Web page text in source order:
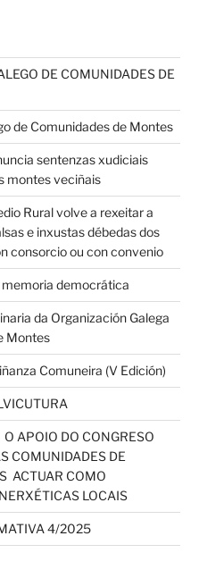
DE COMUNIDADES DE
de Comunidades de Montes
sentenzas xudiciais
montes veciñais
Rural volve a rexeitar a
e inxustas débedas dos
consorcio ou con convenio
democrática
da Organización Galega
Montes
Comuneira (V Edición)
APOIO DO CONGRESO
COMUNIDADES DE
ACTUAR COMO
LOCAIS
4/2025